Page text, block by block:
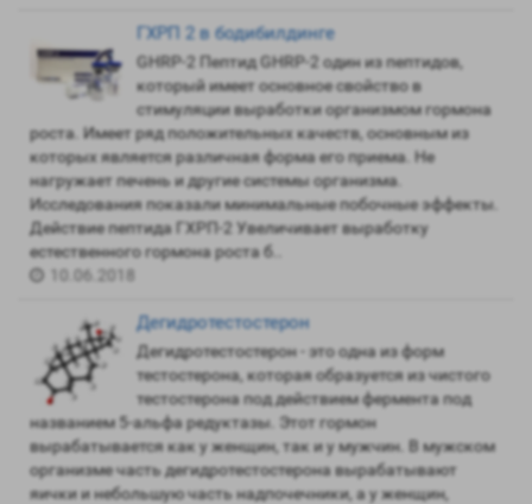
ГХРП 2 в бодибилдинге
GHRP-2 Пептид GHRP-2 один из пептидов,
который имеет основное свойство в
стимуляции выработки организмом гормона
роста. Имеет ряд положительных качеств, основным из
которых является различная форма его приема. Не
нагружает печень и другие системы организма.
Исследования показали минимальные побочные эффекты.
Действие пептида ГХРП-2 Увеличивает выработку
естественного гормона роста б..
10.06.2018
Дегидротестостерон
Дегидротестостерон - это одна из форм
тестостерона, которая образуется из чистого
тестостерона под действием фермента под
названием 5-альфа редуктазы. Этот гормон
вырабатывается как у женщин, так и у мужчин. В мужском
организме часть дегидротестостерона вырабатывают
яички и небольшую часть надпочечники, а у женщин,